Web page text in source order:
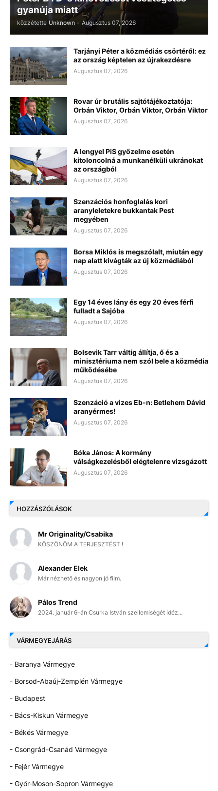
gyanúja miatt
közzétette Unknown - Augusztus 07, 2026
Tarjányi Péter a közmédiás csörtéről: ez
az ország képtelen az újrakezdésre
Augusztus 07, 2026
Rovar úr brutális sajtótájékoztatója:
Orbán Viktor, Orbán Viktor, Orbán Viktor
Augusztus 07, 2026
A lengyel PiS győzelme esetén
kitoloncolná a munkanélküli ukránokat
az országból
Augusztus 07, 2026
Szenzációs honfoglalás kori
aranyleletekre bukkantak Pest
megyében
Augusztus 07, 2026
Borsa Miklós is megszólalt, miután egy
nap alatt kivágták az új közmédiából
Augusztus 07, 2026
Egy 14 éves lány és egy 20 éves férfi
fulladt a Sajóba
Augusztus 07, 2026
Bolsevik Tarr váltig állítja, ő és a
minisztériuma nem szól bele a közmédia
működésébe
Augusztus 07, 2026
Szenzáció a vizes Eb-n: Betlehem Dávid
aranyérmes!
Augusztus 07, 2026
Bóka János: A kormány
válságkezelésből elégtelenre vizsgázott
Augusztus 07, 2026
HOZZÁSZÓLÁSOK
Mr Originality/Csabika
KÖSZÖNÖM A TERJESZTÉST !
Alexander Elek
Már nézhető és nagyon jó film.
Pálos Trend
2024. január 6-án Csurka István szellemiségét idéz...
VÁRMEGYEJÁRÁS
- Baranya Vármegye
- Borsod-Abaúj-Zemplén Vármegye
- Budapest
- Bács-Kiskun Vármegye
- Békés Vármegye
- Csongrád-Csanád Vármegye
- Fejér Vármegye
- Győr-Moson-Sopron Vármegye